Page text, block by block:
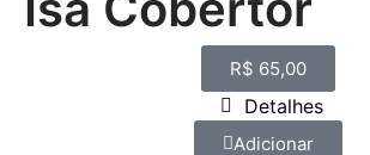
R$ 65,00
Detalhes
Adicionar